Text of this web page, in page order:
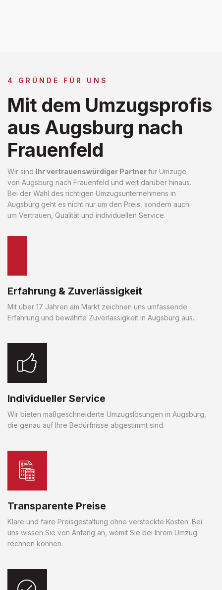
4 GRÜNDE FÜR UNS
Mit dem Umzugsprofis
aus Augsburg nach
Frauenfeld
Wir sind Ihr vertrauenswürdiger Partnerfür Umzüge
von Augsburg nach Frauenfeld und weit darüber hinaus.
Bei der Wahl des richtigen Umzugsunternehmens in
Augsburg geht es nicht nur um den Preis, sondern auch
um Vertrauen, Qualität und individuellen Service.
Erfahrung & Zuverlässigkeit
Mit über 17 Jahren am Markt zeichnen uns umfassende
Erfahrung und bewährte Zuverlässigkeit in Augsburg aus.
Individueller Service
Wir bieten maßgeschneiderte Umzugslösungen in Augsburg,
die genau auf Ihre Bedürfnisse abgestimmt sind.
Transparente Preise
Klare und faire Preisgestaltung ohne versteckte Kosten. Bei
uns wissen Sie von Anfang an, womit Sie bei Ihrem Umzug
rechnen können.